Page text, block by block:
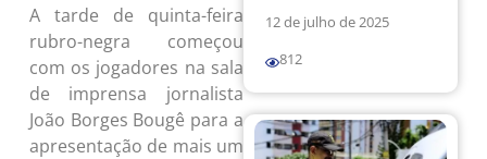
A tarde de quinta-feira
rubro-negra começou
com os jogadores na sala
de imprensa jornalista
João Borges Bougê para a
apresentação de mais um
12 de julho de 2025
812